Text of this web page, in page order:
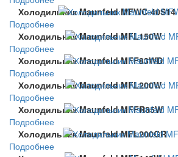
Холодильник Maunfeld MFWC-40S14
Подробнее
Холодильник Maunfeld MFL150W
Подробнее
Холодильник Maunfeld MFF83WD
Подробнее
Холодильник Maunfeld MFL200W
Подробнее
Холодильник Maunfeld MFFR85W
Подробнее
Холодильник Maunfeld MFL200GR
Подробнее